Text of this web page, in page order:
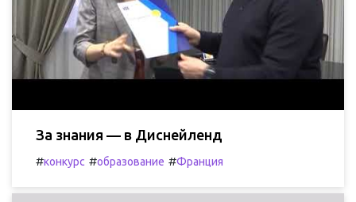
За знания — в Диснейленд
#конкурс #образование #Франция